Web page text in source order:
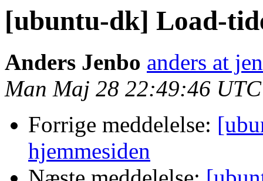
[ubuntu-dk] Load-
Anders Jenbo anders at
Man Maj 28 22:49:46
Forrige meddelelse:
hjemmesiden